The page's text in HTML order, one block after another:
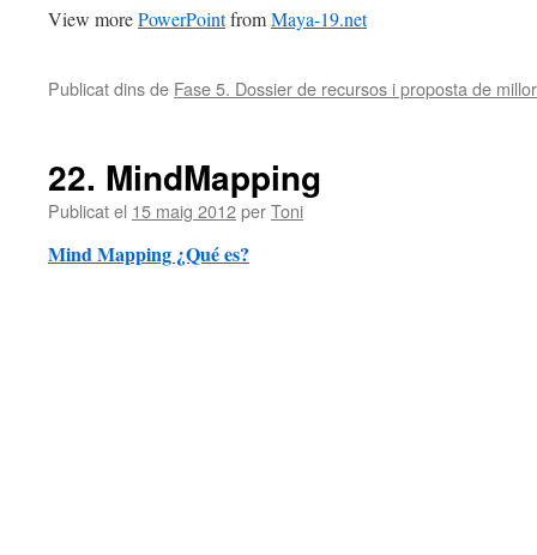
View morePowerPointfromMaya-19.net
Publicat dins de Fase 5. Dossier de recursos i proposta de
22. MindMapping
Publicat el 15 maig 2012perToni
Mind Mapping ¿Qué es?